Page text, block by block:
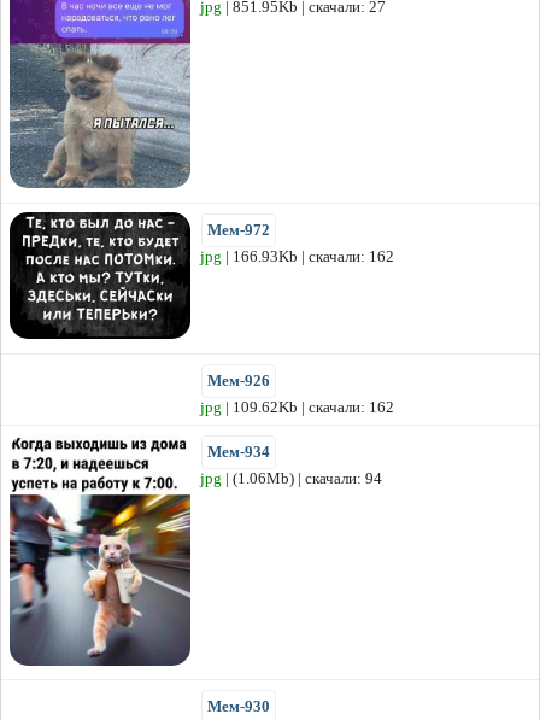
jpg | 851.95Kb | скачали: 27
Мем-972
jpg | 166.93Kb | скачали: 162
Мем-926
jpg | 109.62Kb | скачали: 162
Мем-934
jpg | (1.06Mb) | скачали: 94
Мем-930